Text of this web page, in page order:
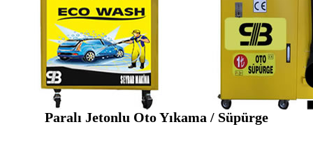
Paralı Jetonlu Oto Yıkama / Süpürge